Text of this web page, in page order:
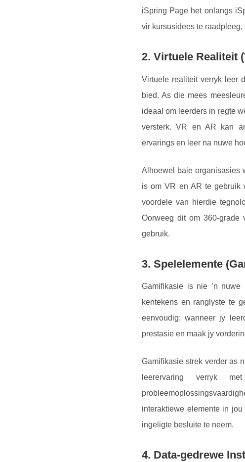
iSpring Page het onlangs
vir kursusidees te
2. Virtuele Realiteit
Virtuele realiteit verryk leer
bied. As die mees
ideaal om leerders in regte
versterk. VR en AR kan
ervarings en leer na nuwe
Alhoewel baie organisasies
is om VR en AR te gebruik
voordele van hierdie
Oorweeg dit om 360-grade
gebruik.
3. Spelelemente
Gamifikasie is nie ’n
kentekens en ranglyste te
eenvoudig: wanneer jy
prestasie en maak jy
Gamifikasie strek verder as
leerervaring verryk
interaktiewe elemente in
ingeligte besluite te neem.
4. Data-gedrewe